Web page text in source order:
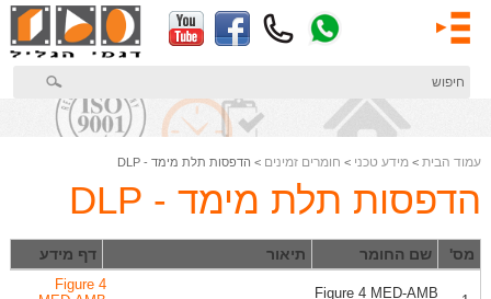
דלג
לתוכן
עמוד הבית> מידע טכני > חומרים זמינים > הדפסות תלת מימד - DLP
הדפסות תלת מימד - DLP
מס' שם החומר תיאור דף מידע
Figure 4 MED-AMB
Figure 4